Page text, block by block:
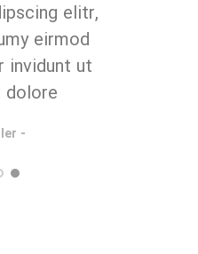
elitr,
eirmod
invidunt ut
- Mac Miller